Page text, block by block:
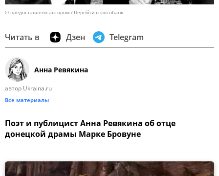
© предоставлено автором Перейти в фотобанк
Читать в Дзен Telegram
Анна Ревякина
автор Ukraina.ru
Все материалы
Поэт и публицист Анна Ревякина об отце
донецкой драмы Марке Бровуне